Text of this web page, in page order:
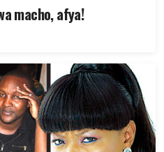
macho, afya!